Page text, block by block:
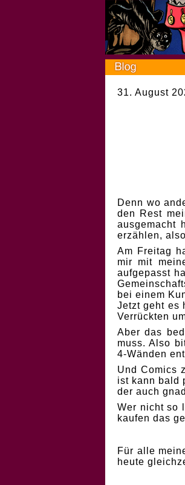
31. August
Denn wo
den Rest
ausgemacht
erzählen,
Am Freitag
mir mit
aufgepasst
bei einem
Jetzt geht es
Verrückten
Aber das
muss. Also
4-Wänden
Und Comics
ist kann bald
der auch
Wer nicht so
kaufen das
Für alle
heute